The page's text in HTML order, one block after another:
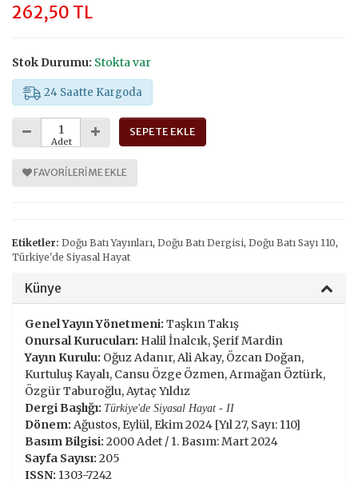
262,50 TL
Stok Durumu: Stokta var
24 Saatte Kargoda
Adet
SEPETE EKLE
FAVORILERIME EKLE
Etiketler: Doğu Batı Yayınları, Doğu Batı Dergisi, Doğu Batı Sayı 110,
Türkiye'de Siyasal Hayat
Künye
Genel Yayın Yönetmeni: Taşkın Takış
Onursal Kurucuları: Halil İnalcık, Şerif Mardin
Yayın Kurulu: Oğuz Adanır, Ali Akay, Özcan Doğan,
Kurtuluş Kayalı, Cansu Özge Özmen, Armağan Öztürk,
Özgür Taburoğlu, Aytaç Yıldız
Dergi Başlığı: Türkiye'de Siyasal Hayat - II
Dönem: Ağustos, Eylül, Ekim 2024 [Yıl 27, Sayı: 110]
Basım Bilgisi: 2000 Adet / 1. Basım: Mart 2024
Sayfa Sayısı: 205
ISSN: 1303-7242